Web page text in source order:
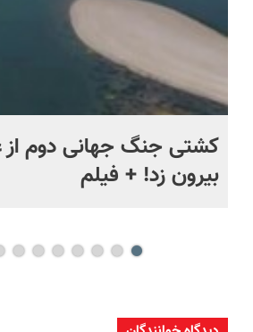
کشتی‌ جنگ جهانی دوم
بیرون زد! + فیلم